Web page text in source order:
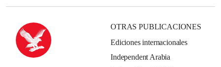
OTRAS PUBLICACIONES
Ediciones internacionales
Independent Arabia